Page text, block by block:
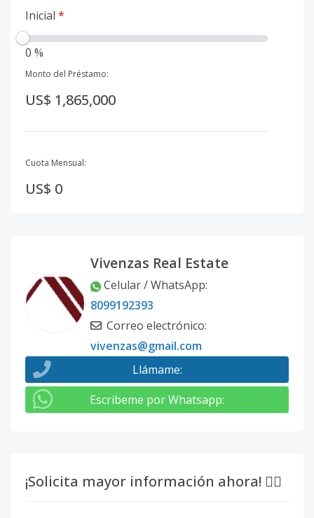
Inicial *
0 %
Monto del Préstamo:
US$ 1,865,000
Cuota Mensual:
US$ 0
Vivenzas Real Estate
Celular / WhatsApp:
8099192393
Correo electrónico:
vivenzas@gmail.com
Llámame:
Escribeme por Whatsapp:
¡Solicita mayor información ahora! 👇🏽